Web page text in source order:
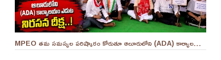
MPEO తమ సమస్యల పరిష్కారం కోరుతూ ఆలూరులోని (ADA) కార్యాలయం ఎదుట దీక్ష ||YES 9TV #kurnool